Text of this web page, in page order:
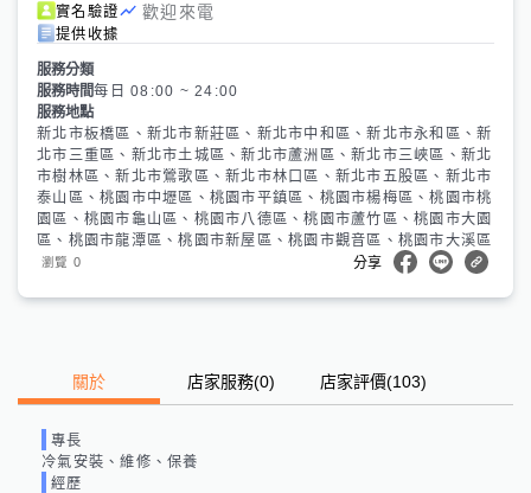
實名驗證
歡迎來電
提供收據
服務分類
服務時間每日 08:00 ~ 24:00
服務地點
新北市板橋區、新北市新莊區、新北市中和區、新北市永和區、新
北市三重區、新北市土城區、新北市蘆洲區、新北市三峽區、新北
市樹林區、新北市鶯歌區、新北市林口區、新北市五股區、新北市
泰山區、桃園市中壢區、桃園市平鎮區、桃園市楊梅區、桃園市桃
園區、桃園市龜山區、桃園市八德區、桃園市蘆竹區、桃園市大園
區、桃園市龍潭區、桃園市新屋區、桃園市觀音區、桃園市大溪區
瀏覽 0 分享
關於 店家服務(0) 店家評價(103)
專長
冷氣安裝、維修、保養
經歷